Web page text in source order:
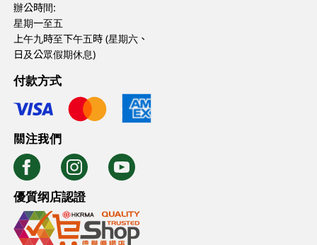
辦公時間:
星期一至五
上午九時至下午五時 (星期六、
日及公眾假期休息)
付款方式
關注我們
優質纲店認證